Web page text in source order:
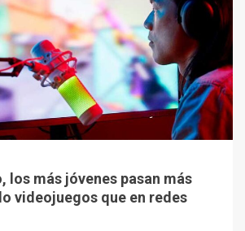
los más jóvenes pasan más
videojuegos que en redes